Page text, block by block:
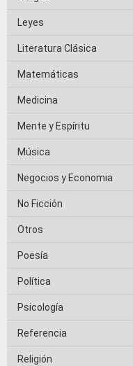
Leyes
Literatura Clásica
Matemáticas
Medicina
Mente y Espíritu
Música
Negocios y Economia
No Ficción
Otros
Poesía
Política
Psicología
Referencia
Religión